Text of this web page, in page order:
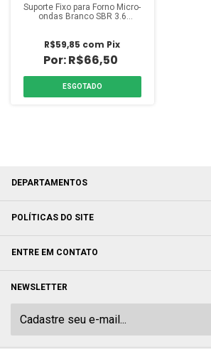
Suporte Fixo para Forno Micro-
ondas Branco SBR 3.6
R$66,50
R$59,85 com Pix
ESGOTADO
DEPARTAMENTOS
POLÍTICAS DO SITE
ENTRE EM CONTATO
NEWSLETTER